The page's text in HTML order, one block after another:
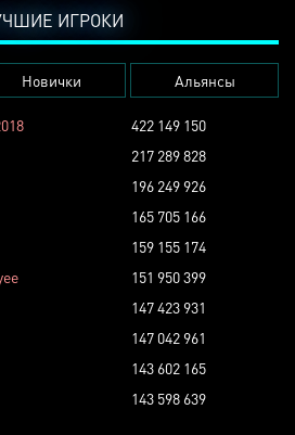
ИГРОКИ
Новички Альянсы
422 149 150
217 289 828
196 249 926
165 705 166
159 155 174
151 950 399
147 423 931
147 042 961
143 602 165
143 598 639